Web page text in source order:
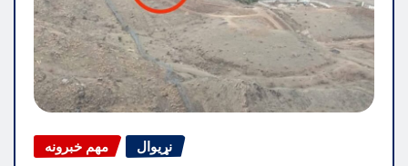
مهم خبرونه نړیوال